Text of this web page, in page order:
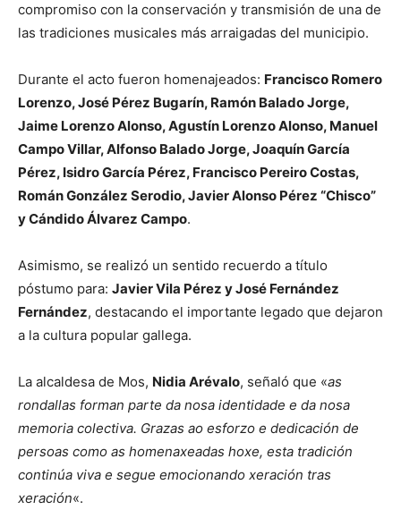
compromiso con la conservación y transmisión de una de
las tradiciones musicales más arraigadas del municipio.
Durante el acto fueron homenajeados: Francisco Romero
Lorenzo, José Pérez Bugarín, Ramón Balado Jorge,
Jaime Lorenzo Alonso, Agustín Lorenzo Alonso, Manuel
Campo Villar, Alfonso Balado Jorge, Joaquín García
Pérez, Isidro García Pérez, Francisco Pereiro Costas,
Román González Serodio, Javier Alonso Pérez “Chisco”
y Cándido Álvarez Campo.
Asimismo, se realizó un sentido recuerdo a título
póstumo para: Javier Vila Pérez y José Fernández
Fernández, destacando el importante legado que dejaron
a la cultura popular gallega.
La alcaldesa de Mos, Nidia Arévalo, señaló que «as
rondallas forman parte da nosa identidade e da nosa
memoria colectiva. Grazas ao esforzo e dedicación de
persoas como as homenaxeadas hoxe, esta tradición
continúa viva e segue emocionando xeración tras
xeración«.